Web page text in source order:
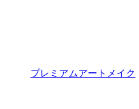
プレミアムアートメイク